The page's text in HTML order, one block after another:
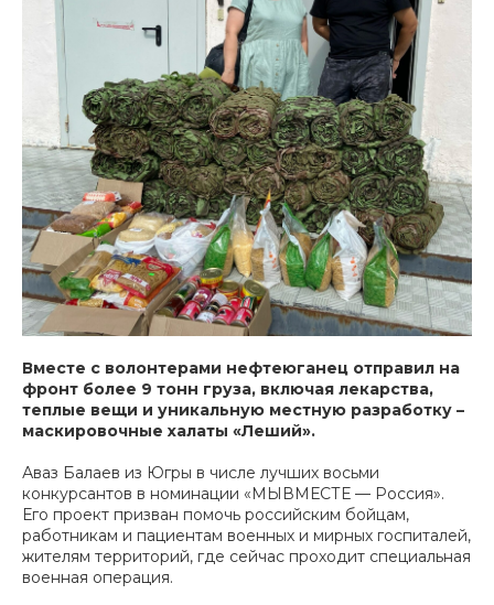
Вместе с волонтерами нефтеюганец отправил на
фронт более 9 тонн груза, включая лекарства,
теплые вещи и уникальную местную разработку –
маскировочные халаты «Леший».
Аваз Балаев из Югры в числе лучших восьми
конкурсантов в номинации «МЫВМЕСТЕ — Россия».
Его проект призван помочь российским бойцам,
работникам и пациентам военных и мирных госпиталей,
жителям территорий, где сейчас проходит специальная
военная операция.